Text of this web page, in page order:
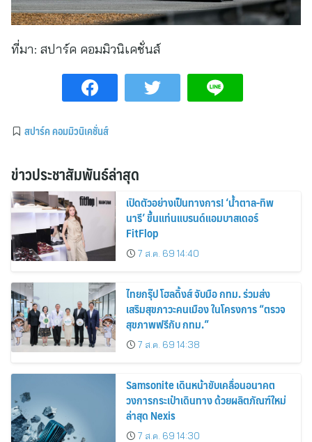
ที่มา: สปาร์ค คอมมิวนิเคชั่นส์
สปาร์ค คอมมิวนิเคชั่นส์
ข่าวประชาสัมพันธ์ล่าสุด
เปิดตัวอย่างเป็นทางการ! ‘น้ำตาล-ทิพ
นารี’ ขึ้นแท่นแบรนด์แอมบาสเดอร์
FitFlop
7 ส.ค. 69 14:40
ไทยกรุ๊ป โฮลดิ้งส์ จับมือ กทม. ร่วมส่ง
เสริมสุขภาวะคนเมือง ในโครงการ “ตรวจ
สุขภาพฟรีกับ กทม.”
7 ส.ค. 69 14:38
Samsonite เดินหน้าขับเคลื่อนอนาคต
วงการกระเป๋าเดินทาง ด้วยผลิตภัณฑ์ใหม่
ล่าสุด Nexis
7 ส.ค. 69 14:30